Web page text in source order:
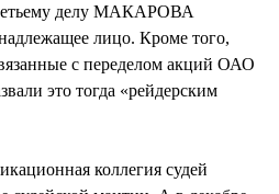
делу МАКАРОВА
лицо. Кроме того,
с переделом акций ОАО
это тогда «рейдерским
коллегия судей